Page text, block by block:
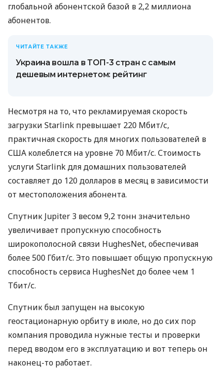
глобальной абонентской базой в 2,2 миллиона
абонентов.
ЧИТАЙТЕ ТАКЖЕ
Украина вошла в ТОП-3 стран с самым
дешевым интернетом: рейтинг
Несмотря на то, что рекламируемая скорость
загрузки Starlink превышает 220 Мбит/с,
практичная скорость для многих пользователей в
США колеблется на уровне 70 Мбит/с. Стоимость
услуги Starlink для домашних пользователей
составляет до 120 долларов в месяц в зависимости
от местоположения абонента.
Спутник Jupiter 3 весом 9,2 тонн значительно
увеличивает пропускную способность
широкополосной связи HughesNet, обеспечивая
более 500 Гбит/с. Это повышает общую пропускную
способность сервиса HughesNet до более чем 1
Тбит/с.
Спутник был запущен на высокую
геостационарную орбиту в июле, но до сих пор
компания проводила нужные тесты и проверки
перед вводом его в эксплуатацию и вот теперь он
наконец-то работает.